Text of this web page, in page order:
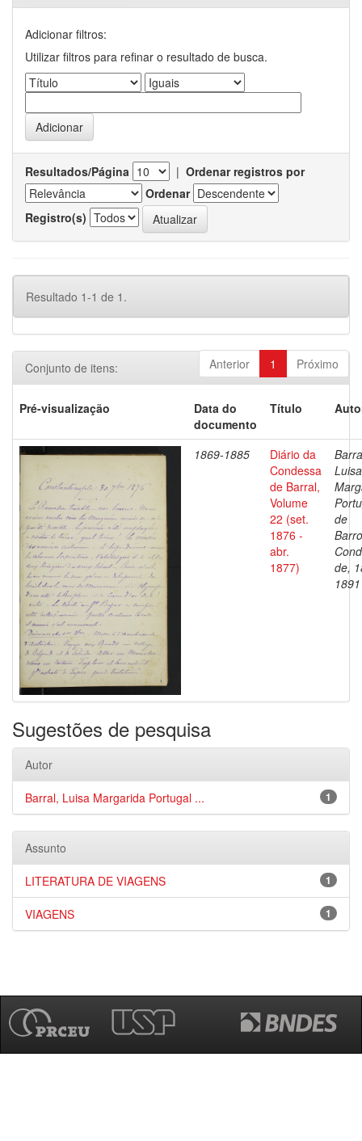
Adicionar filtros:
Utilizar filtros para refinar o resultado de busca.
Resultados/Página | Ordenar registros por
Ordenar
Registro(s)
Resultado 1-1 de 1.
Anterior 1 Próximo
Conjunto de itens:
Pré-visualização
Data do
documento
Título
1869-1885
Diário da
Condessa
de Barral,
Volume
22 (set.
1876 -
abr.
1877)
Luisa
de
de,
1891
Sugestões de pesquisa
Autor
1
Barral, Luisa Margarida Portugal ...
Assunto
1
LITERATURA DE VIAGENS
1
VIAGENS